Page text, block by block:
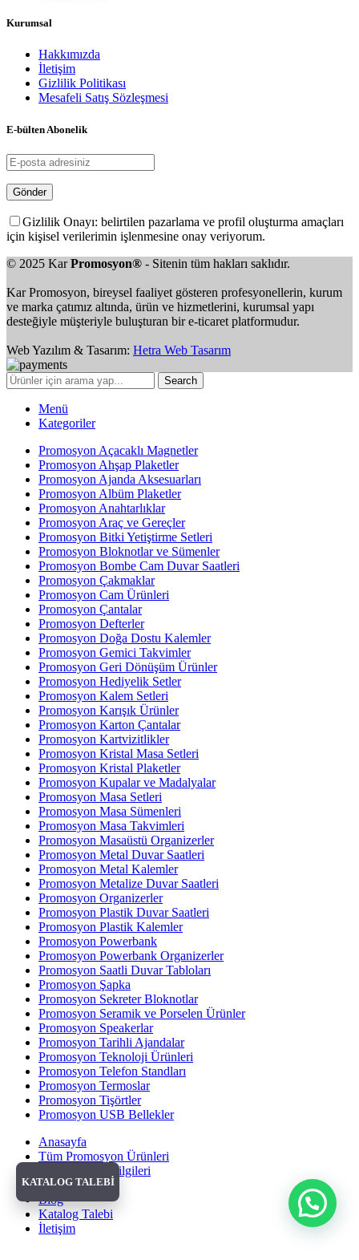
Kurumsal
Hakkımızda
İletişim
Gizlilik Politikası
Mesafeli Satış Sözleşmesi
E-bülten Abonelik
Gizlilik Onayı: belirtilen pazarlama ve profil oluşturma amaçları
için kişisel verilerimin işlenmesine onay veriyorum.
© 2025 KarPromosyon® - Sitenin tüm hakları saklıdır.
Kar Promosyon, bireysel faaliyet gösteren profesyonellerin, kurum
ve marka çatımız altında, ürün ve hizmetlerini, kurumsal yapı
desteğiyle müşteriyle buluşturan bir e-ticaret platformudur.
Web Yazılım & Tasarım: Hetra Web Tasarım
Search
Menü
Kategoriler
Promosyon Açacaklı Magnetler
Promosyon Ahşap Plaketler
Promosyon Ajanda Aksesuarları
Promosyon Albüm Plaketler
Promosyon Anahtarlıklar
Promosyon Araç ve Gereçler
Promosyon Bitki Yetiştirme Setleri
Promosyon Bloknotlar ve Sümenler
Promosyon Bombe Cam Duvar Saatleri
Promosyon Çakmaklar
Promosyon Cam Ürünleri
Promosyon Çantalar
Promosyon Defterler
Promosyon Doğa Dostu Kalemler
Promosyon Gemici Takvimler
Promosyon Geri Dönüşüm Ürünler
Promosyon Hediyelik Setler
Promosyon Kalem Setleri
Promosyon Karışık Ürünler
Promosyon Karton Çantalar
Promosyon Kartvizitlikler
Promosyon Kristal Masa Setleri
Promosyon Kristal Plaketler
Promosyon Kupalar ve Madalyalar
Promosyon Masa Setleri
Promosyon Masa Sümenleri
Promosyon Masa Takvimleri
Promosyon Masaüstü Organizerler
Promosyon Metal Duvar Saatleri
Promosyon Metal Kalemler
Promosyon Metalize Duvar Saatleri
Promosyon Organizerler
Promosyon Plastik Duvar Saatleri
Promosyon Plastik Kalemler
Promosyon Powerbank
Promosyon Powerbank Organizerler
Promosyon Saatli Duvar Tabloları
Promosyon Şapka
Promosyon Sekreter Bloknotlar
Promosyon Seramik ve Porselen Ürünler
Promosyon Speakerlar
Promosyon Tarihli Ajandalar
Promosyon Teknoloji Ürünleri
Promosyon Telefon Standları
Promosyon Termoslar
Promosyon Tişörtler
Promosyon USB Bellekler
Anasayfa
Tüm Promosyon Ürünleri
Banka Hesap Bilgileri
Hakkımızda
Blog
Katalog Talebi
İletişim
KATALOG TALEBİ